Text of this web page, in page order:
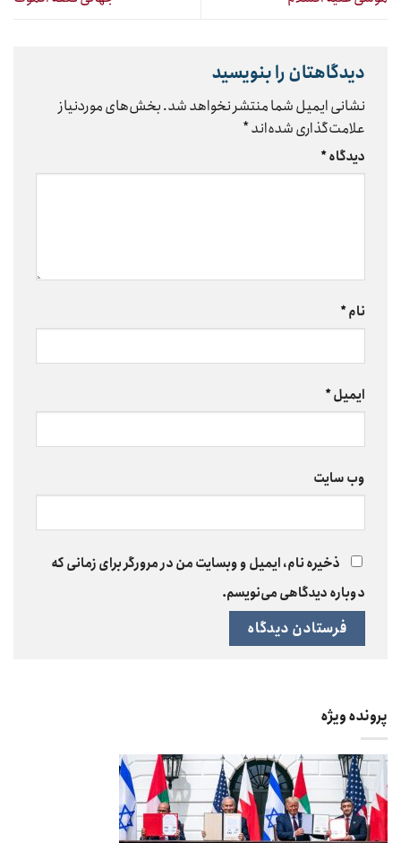
دیدگاهتان را بنویسید
نشانی ایمیل شما منتشر نخواهد شد.بخش‌های موردنیاز
علامت‌گذاری شده‌اند*
دیدگاه*
نام*
ایمیل*
وب‌ سایت
ذخیره نام، ایمیل و وبسایت من در مرورگر برای زمانی که
دوباره دیدگاهی می‌نویسم.
پرونده ویژه